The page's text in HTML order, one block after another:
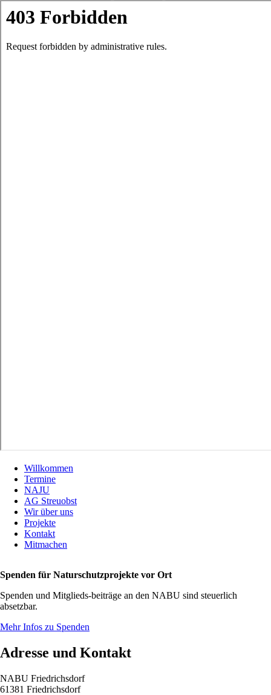
Willkommen
Termine
NAJU
AG Streuobst
Wir über uns
Projekte
Kontakt
Mitmachen
Spenden für Naturschutzprojekte vor Ort
Spenden und Mitglieds-beiträge an den NABU sind steuerlich
absetzbar.
Mehr Infos zu Spenden
Adresse und Kontakt
NABU Friedrichsdorf
61381 Friedrichsdorf